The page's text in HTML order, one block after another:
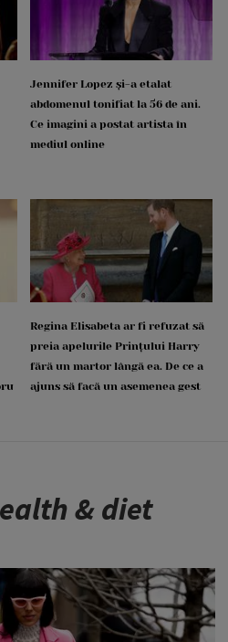
Jennifer Lopez și-a etalat
abdomenul tonifiat la 56 de ani.
Ce imagini a postat artista în
mediul online
Regina Elisabeta ar fi refuzat să
preia apelurile Prințului Harry
fără un martor lângă ea. De ce a
ajuns să facă un asemenea gest
& diet